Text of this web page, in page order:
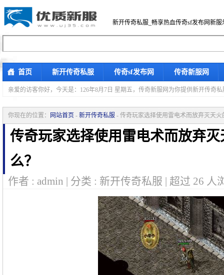
新开传奇私服_畅享热血传奇sf发布网新服
首页 新开传奇私服 传奇sf发布网 传奇新服网
亲爱的访客你好， 今天是：126年8月7日 星期五，传奇新服网为你提供新开传奇
你现在的位置： 网站首页 - 新开传奇私服 - 传奇玩家选择使用雷电术而放弃灭天
传奇玩家选择使用雷电术而放弃
么？
作者 : admin | 分类 : 新开传奇私服 | 超过 26 人